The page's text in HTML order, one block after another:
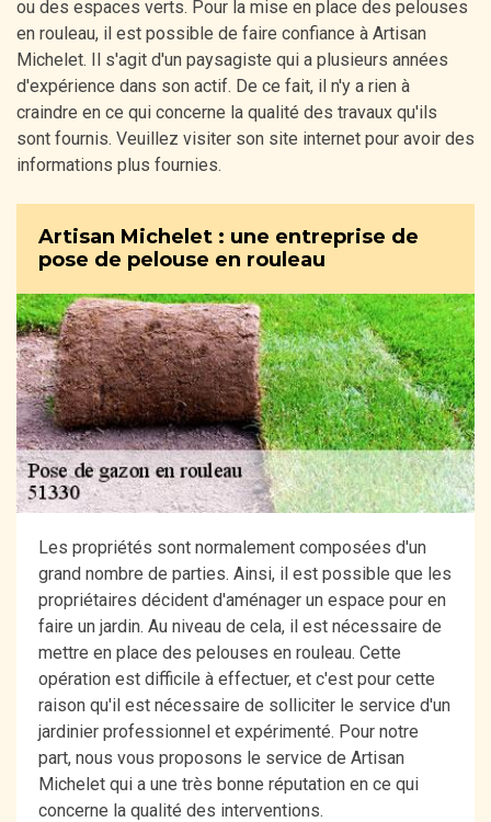
ou des espaces verts. Pour la mise en place des pelouses
en rouleau, il est possible de faire confiance à Artisan
Michelet. Il s'agit d'un paysagiste qui a plusieurs années
d'expérience dans son actif. De ce fait, il n'y a rien à
craindre en ce qui concerne la qualité des travaux qu'ils
sont fournis. Veuillez visiter son site internet pour avoir des
informations plus fournies.
Artisan Michelet : une entreprise de
pose de pelouse en rouleau
Les propriétés sont normalement composées d'un
grand nombre de parties. Ainsi, il est possible que les
propriétaires décident d'aménager un espace pour en
faire un jardin. Au niveau de cela, il est nécessaire de
mettre en place des pelouses en rouleau. Cette
opération est difficile à effectuer, et c'est pour cette
raison qu'il est nécessaire de solliciter le service d'un
jardinier professionnel et expérimenté. Pour notre
part, nous vous proposons le service de Artisan
Michelet qui a une très bonne réputation en ce qui
concerne la qualité des interventions.